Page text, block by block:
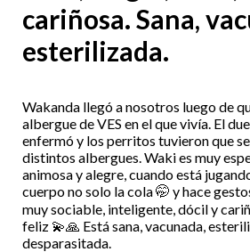
cariñosa. Sana,
esterilizada.
Wakanda llegó a nosotros luego de
albergue de VES en el que vivía. El
enfermó y los perritos tuvieron que
distintos albergues. Waki es muy
animosa y alegre, cuando está
cuerpo no solo la cola 🤭 y hace
muy sociable, inteligente, dócil y
feliz 💫🙏 Está sana, vacunada,
desparasitada.